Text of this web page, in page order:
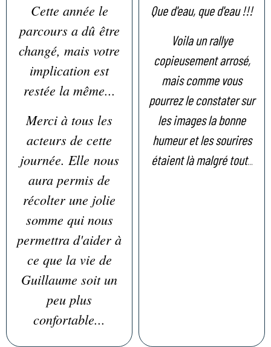
Cette année le
parcours a dû être
changé, mais votre
implication est
restée la même...
Merci à tous les
acteurs de cette
journée. Elle nous
aura permis de
récolter une jolie
somme qui nous
permettra d'aider à
ce que la vie de
Guillaume soit un
peu plus
confortable...
Que d'eau, que d'eau !!!
Voila un rallye
copieusement arrosé,
mais comme vous
pourrez le constater sur
les images la bonne
humeur et les sourires
étaient là malgré tout...